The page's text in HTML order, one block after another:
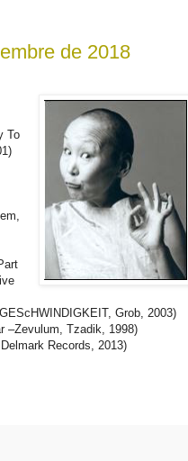
de 2018
To
Grob, 2003)
–Zevulum, Tzadik, 1998)
Records, 2013)